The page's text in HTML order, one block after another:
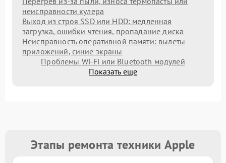
неисправности кулера
Выход из строя SSD или HDD: медленная
загрузка, ошибки чтения, пропадание диска
Неисправность оперативной памяти: вылеты
приложений, синие экраны
Проблемы Wi‑Fi или Bluetooth модулей
Показать еще
Этапы ремонта техники Apple